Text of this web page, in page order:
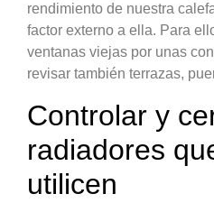
rendimiento de nuestra
factor externo a ella. Para
ventanas viejas por unas
revisar también terrazas,
Controlar y
radiadores
utilicen